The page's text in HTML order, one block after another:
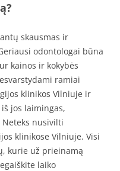
skausmas ir
odontologai būna
kainos ir kokybės
ramiai
klinikos Vilniuje ir
jos laimingas,
nusivilti
klinikose Vilniuje. Visi
kurie už prieinamą
laiko